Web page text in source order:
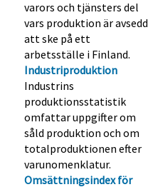
varors och tjänsters del
vars produktion är avsedd
att ske på ett
arbetsställe i Finland.
Industriproduktion
Industrins
produktionsstatistik
omfattar uppgifter om
såld produktion och om
totalproduktionen efter
varunomenklatur.
Omsättningsindex för